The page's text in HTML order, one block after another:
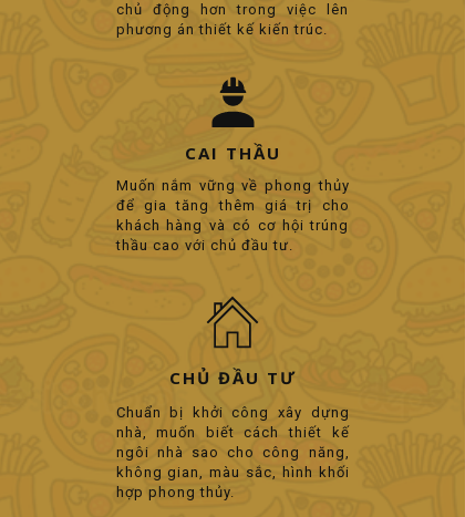
chủ động hơn trong việc lên
phương án thiết kế kiến trúc.
CAI THẦU
Muốn nắm vững về phong thủy
để gia tăng thêm giá trị cho
khách hàng và có cơ hội trúng
thầu cao với chủ đầu tư.
CHỦ ĐẦU TƯ
Chuẩn bị khởi công xây dựng
nhà, muốn biết cách thiết kế
ngôi nhà sao cho công năng,
không gian, màu sắc, hình khối
hợp phong thủy.